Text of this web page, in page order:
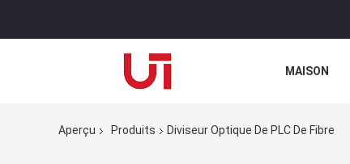
MAISON
Aperçu Produits Diviseur Optique De PLC De Fibre